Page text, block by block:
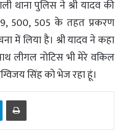
थाना पुलिस ने श्री यादव की
500, 505 के तहत प्रकरण
में लिया है। श्री यादव ने कहा
लीगल नोटिस भी मेरे वकिल
सिंह को भेज रहा हूं।
Telegram